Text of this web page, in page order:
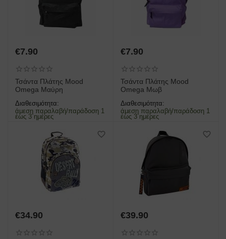
€7.90
Τσάντα Πλάτης Mood
Omega Μαύρη
Διαθεσιμότητα:
άμεση παραλαβή/παράδοση 1
έως 3 ημέρες
€7.90
Τσάντα Πλάτης Mood
Omega Μωβ
Διαθεσιμότητα:
άμεση παραλαβή/παράδοση 1
έως 3 ημέρες
€34.90 €39.90